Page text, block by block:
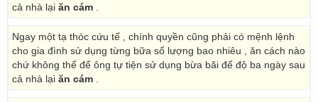
cả nhà lại ăn cám
Ngay một tạ thóc cứu tế , chính quyền cũng phải có mệnh lệnh
cho gia đình sử dụng từng bữa số lượng bao nhiêu , ăn cách nào
chứ không thể để ông tự tiện sử dụng bừa bãi để độ ba ngày sau
cả nhà lại ăn cám